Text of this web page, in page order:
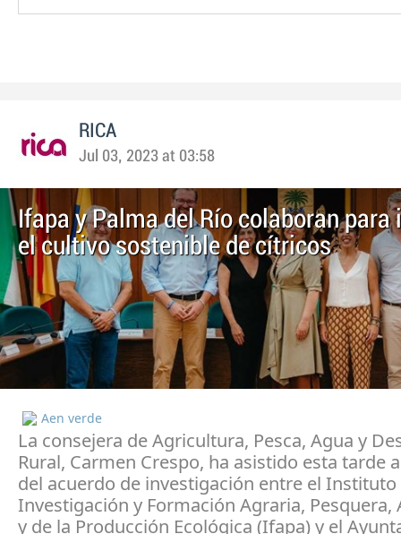
RICA
Jul 03, 2023 at 03:58
Ifapa y Palma del Río colaboran para
el cultivo sostenible de cítricos
Aen verde
La consejera de Agricultura, Pesca, Agua y
Rural, Carmen Crespo, ha asistido esta tarde
del acuerdo de investigación entre el Instituto
Investigación y Formación Agraria, Pesquera,
y de la Producción Ecológica (Ifapa) y el